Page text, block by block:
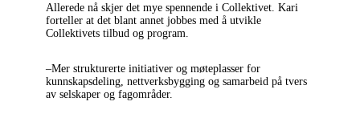
Allerede nå skjer det mye spennende i Collektivet. Kari
forteller at det blant annet jobbes med å utvikle
Collektivets tilbud og program.
–Mer strukturerte initiativer og møteplasser for
kunnskapsdeling, nettverksbygging og samarbeid på tvers
av selskaper og fagområder.